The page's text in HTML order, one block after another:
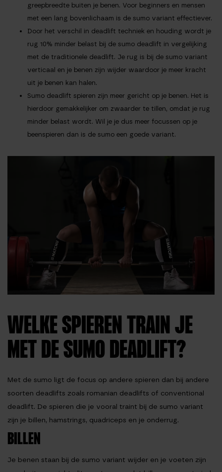
greepbreedte buiten je benen. Voor beginners en mensen
met een lang bovenlichaam is de sumo variant effectiever.
Door het verschil in deadlift techniek en houding wordt je
rug 10% minder belast bij de sumo deadlift in vergelijking
met de traditionele deadlift. Je rug is bij de sumo variant
verticaal en je benen zijn wijder waardoor je meer kracht
uit je benen kan halen.
Sumo deadlift spieren zijn meer gericht op je benen. Het is
hierdoor gemakkelijker om zwaarder te tillen, omdat je rug
minder belast wordt. Wil je je dus meer focussen op je
beenspieren dan is de sumo een goede variant.
WELKE SPIEREN TRAIN JE
MET DE SUMO DEADLIFT?
Met de sumo ligt de focus op andere spieren dan bij andere
soorten deadlifts zoals romanian deadlifts of conventional
deadlift. De spieren die je vooral traint bij de sumo variant
zijn je billen, hamstrings, quadriceps en je onderrug.
BILLEN
Je benen staan bij de sumo variant wijder en je voeten zijn